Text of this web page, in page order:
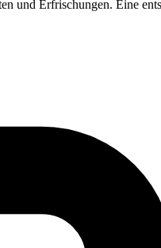
und Erfrischungen. Eine